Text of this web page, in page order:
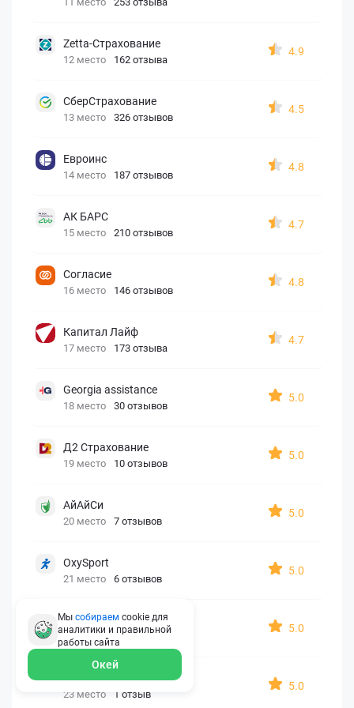
Zetta-Страхование
12 место 162 отзыва
4.9
СберСтрахование
13 место 326 отзывов
4.5
Евроинс
14 место 187 отзывов
4.8
АК БАРС
15 место 210 отзывов
4.7
Согласие
16 место 146 отзывов
4.8
Капитал Лайф
17 место 173 отзыва
4.7
Georgia assistance
18 место 30 отзывов
5.0
Д2 Страхование
19 место 10 отзывов
5.0
АйАйСи
20 место 7 отзывов
5.0
OxySport
21 место 6 отзывов
5.0
ERGO AXA
22 место 2 отзыва
5.0
Oxy Travel Premium
23 место 1 отзыв
5.0
Мы собираем cookie для
аналитики и правильной
работы сайта
Окей